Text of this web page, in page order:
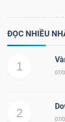
ĐỌC NHIỀU
1 07/
2 07/